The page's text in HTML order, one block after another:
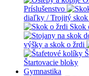
Príslušenstvo
diaľky / Trojitý skok
Skok
výšky a skok o žrdi
Štartovacie bloky
Gymnastika